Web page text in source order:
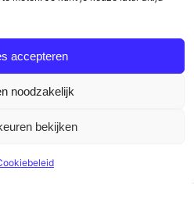
accepteren
noodzakelijk
bekijken
november mee aan de
Inmiddels heeft
De media duiden de
of…